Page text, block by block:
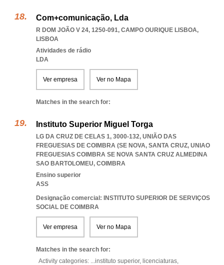
Com+comunicação, Lda
R DOM JOÃO V 24, 1250-091, CAMPO OURIQUE LISBOA,
LISBOA
Atividades de rádio
LDA
Ver empresa Ver no Mapa
Matches in the search for:
Instituto Superior Miguel Torga
LG DA CRUZ DE CELAS 1, 3000-132, UNIÃO DAS
FREGUESIAS DE COIMBRA (SE NOVA, SANTA CRUZ, UNIAO
FREGUESIAS COIMBRA SE NOVA SANTA CRUZ ALMEDINA
SAO BARTOLOMEU, COIMBRA
Ensino superior
ASS
Designação comercial: INSTITUTO SUPERIOR DE SERVIÇOS
SOCIAL DE COIMBRA
Ver empresa Ver no Mapa
Matches in the search for:
Activity categories: ...instituto superior, licenciaturas,